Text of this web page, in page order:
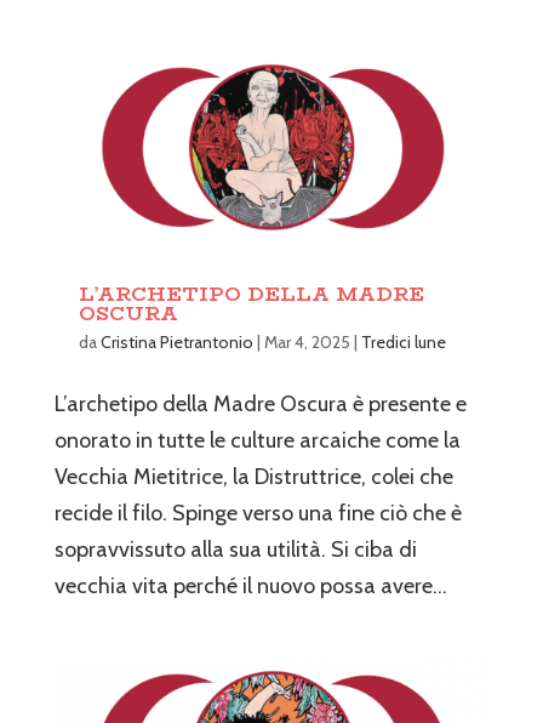
L’ARCHETIPO DELLA MADRE
OSCURA
daCristina Pietrantonio | Mar 4, 2025 | Tredici lune
L’archetipo della Madre Oscura è presente e
onorato in tutte le culture arcaiche come la
Vecchia Mietitrice, la Distruttrice, colei che
recide il filo. Spinge verso una fine ciò che è
sopravvissuto alla sua utilità. Si ciba di
vecchia vita perché il nuovo possa avere...